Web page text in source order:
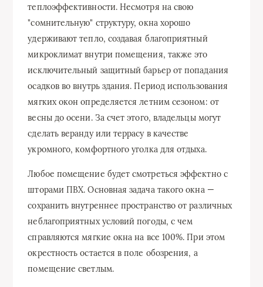
теплоэффективности. Несмотря на свою
"сомнительную" структуру, окна хорошо
удерживают тепло, создавая благоприятный
микроклимат внутри помещения, также это
исключительный защитный барьер от попадания
осадков во внутрь здания. Период использования
мягких окон определяется летним сезоном: от
весны до осени. За счет этого, владельцы могут
сделать веранду или террасу в качестве
укромного, комфортного уголка для отдыха.
Любое помещение будет смотреться эффектно с
шторами ПВХ. Основная задача такого окна —
сохранить внутреннее пространство от различных
неблагоприятных условий погоды, с чем
справляются мягкие окна на все 100%. При этом
окрестность остается в поле обозрения, а
помещение светлым.